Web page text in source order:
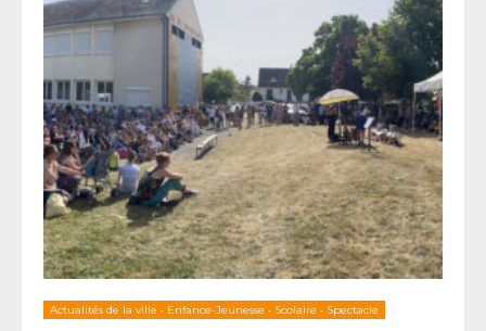
Actualités de la ville • Enfance-Jeunesse • Scolaire • Spectacle